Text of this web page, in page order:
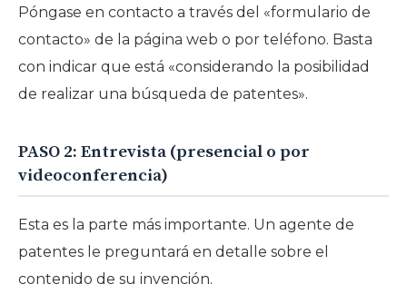
Póngase en contacto a través del «formulario de
contacto» de la página web o por teléfono. Basta
con indicar que está «considerando la posibilidad
de realizar una búsqueda de patentes».
PASO 2: Entrevista (presencial o por
videoconferencia)
Esta es la parte más importante. Un agente de
patentes le preguntará en detalle sobre el
contenido de su invención.